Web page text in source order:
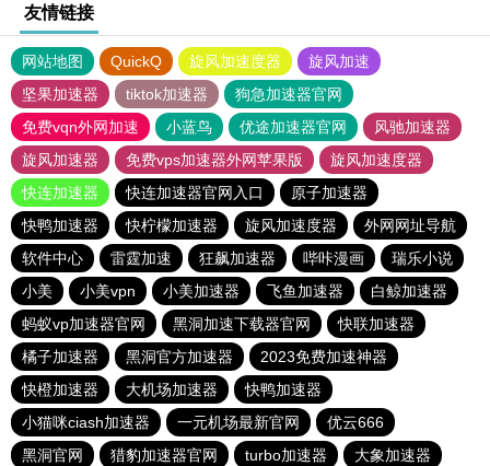
友情链接
网站地图 QuickQ 旋风加速度器
旋风加速
坚果加速器
tiktok加速器
狗急加速器官网
免费vqn外网加速
小蓝鸟 优途加速器官网
风驰加速器
旋风加速器
免费vps加速器外网苹果版
旋风加速度器
快连加速器
快连加速器官网入口
原子加速器
快鸭加速器
快柠檬加速器 旋风加速度器
外网网址导航
软件中心
雷霆加速 狂飙加速器 哔咔漫画
瑞乐小说
小美
小美vpn 小美加速器 飞鱼加速器
白鲸加速器
蚂蚁vp加速器官网
黑洞加速下载器官网
快联加速器
橘子加速器
黑洞官方加速器
2023免费加速神器
快橙加速器
大机场加速器
快鸭加速器
小猫咪ciash加速器
一元机场最新官网
优云666
黑洞官网
猎豹加速器官网 turbo加速器
大象加速器